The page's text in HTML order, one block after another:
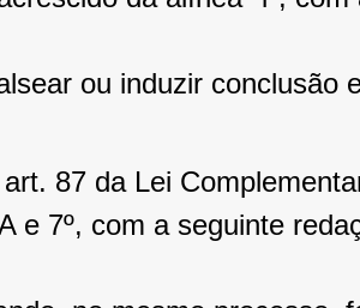
ou induzir conclusão
87 da Lei
e 7º, com a seguinte